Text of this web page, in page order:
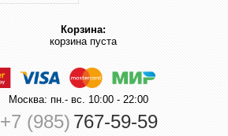
Корзина:
корзина пуста
Москва: пн.- вс. 10:00 - 22:00
+7 (985) 767-59-59